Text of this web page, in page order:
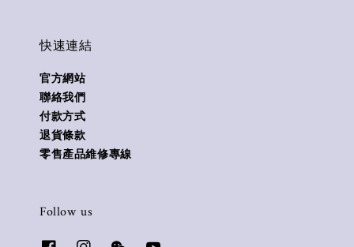
快速連結
官方網站
聯絡我們
付款方式
退貨條款
零售產品維修專線
Follow us